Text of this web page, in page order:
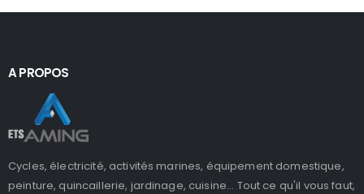
A PROPOS
Cycles, électricité, activités marines, équipement domestique,
peinture, quincaillerie, jardinage, cuisine... Tout ce qu'il vous faut,